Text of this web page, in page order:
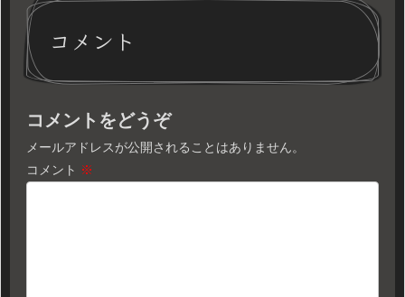
コメント
コメントをどうぞ
メールアドレスが公開されることはありません。
コメント ※